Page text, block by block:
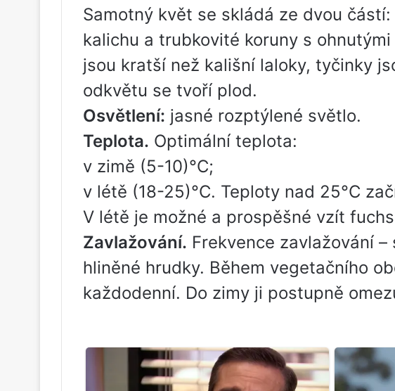
Samotný květ se skládá ze dvou
kalichu a trubkovité koruny s
jsou kratší než kališní laloky, tyčinky
odkvětu se tvoří plod.
Osvětlení: jasné rozptýlené světlo.
Teplota. Optimální teplota:
v zimě (5-10)°C;
v létě (18-25)°C. Teploty nad 25°C
V létě je možné a prospěšné vzít
Zavlažování. Frekvence zavlažování –
hliněné hrudky. Během vegetačního
každodenní. Do zimy ji postupně